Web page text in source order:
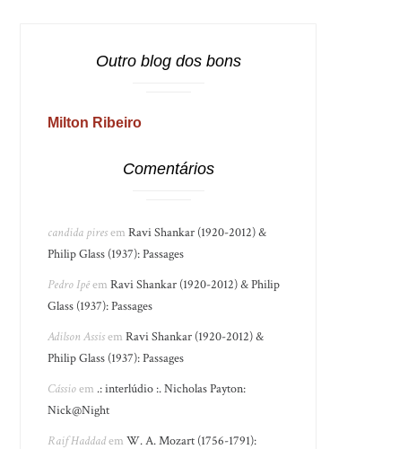
Outro blog dos bons
Milton Ribeiro
Comentários
candida piresemRavi Shankar (1920-2012) &
Philip Glass (1937): Passages
Pedro IpêemRavi Shankar (1920-2012) & Philip
Glass (1937): Passages
Adilson AssisemRavi Shankar (1920-2012) &
Philip Glass (1937): Passages
Cássioem .: interlúdio :. Nicholas Payton:
Nick@Night
Raif HaddademW. A. Mozart (1756-1791):